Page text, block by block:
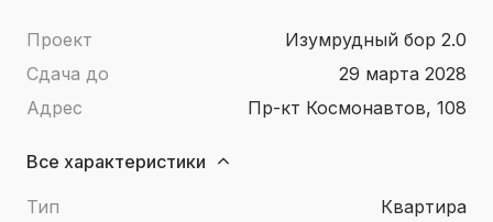
Проект
Изумрудный бор 2.0
Сдача до
29 марта 2028
Адрес
пр-кт Космонавтов, 108
Все характеристики
Тип
квартира